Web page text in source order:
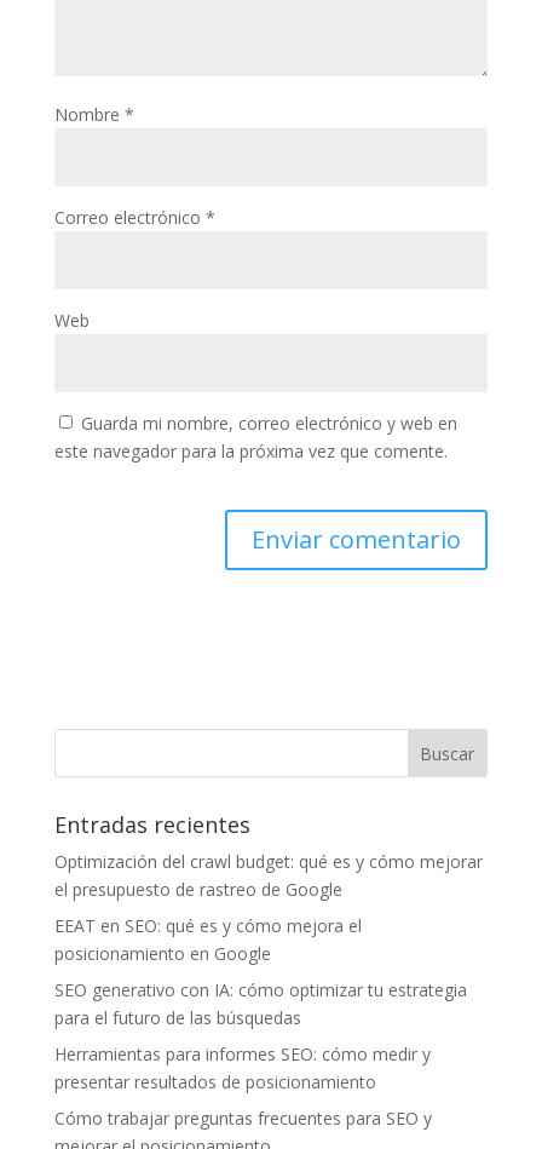
Nombre *
Correo electrónico *
Web
Guarda mi nombre, correo electrónico y web en
este navegador para la próxima vez que comente.
Entradas recientes
Optimización del crawl budget: qué es y cómo mejorar
el presupuesto de rastreo de Google
EEAT en SEO: qué es y cómo mejora el
posicionamiento en Google
SEO generativo con IA: cómo optimizar tu estrategia
para el futuro de las búsquedas
Herramientas para informes SEO: cómo medir y
presentar resultados de posicionamiento
Cómo trabajar preguntas frecuentes para SEO y